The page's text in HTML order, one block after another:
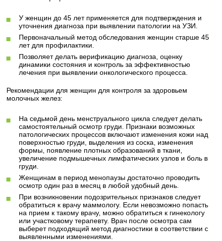
У женщин до 45 лет применяется для подтверждения и
уточнения диагноза при выявлении патологии на УЗИ.
Первоначальный метод обследования женщин старше 45
лет для профилактики.
Позволяет делать верификацию диагноза, оценку
динамики состояния и контроль за эффективностью
лечения при выявлении онкологического процесса.
Рекомендации для женщин для контроля за здоровьем
молочных желез:
На седьмой день менструального цикла следует делать
самостоятельный осмотр груди. Признаки возможных
патологических процессов включают изменения кожи над
поверхностью груди, выделения из соска, изменения
формы, появление плотных образований в ткани,
увеличение подмышечных лимфатических узлов и боль в
груди.
Женщинам в период менопаузы достаточно проводить
осмотр один раз в месяц в любой удобный день.
При возникновении подозрительных признаков следует
обратиться к врачу маммологу. Если невозможно попасть
на прием к такому врачу, можно обратиться к гинекологу
или участковому терапевту. Врач после осмотра сам
выберет подходящий метод диагностики в соответствии с
выявленными изменениями.